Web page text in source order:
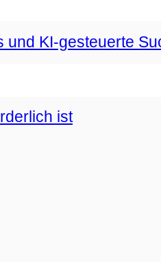
und KI-gesteuerte
ist